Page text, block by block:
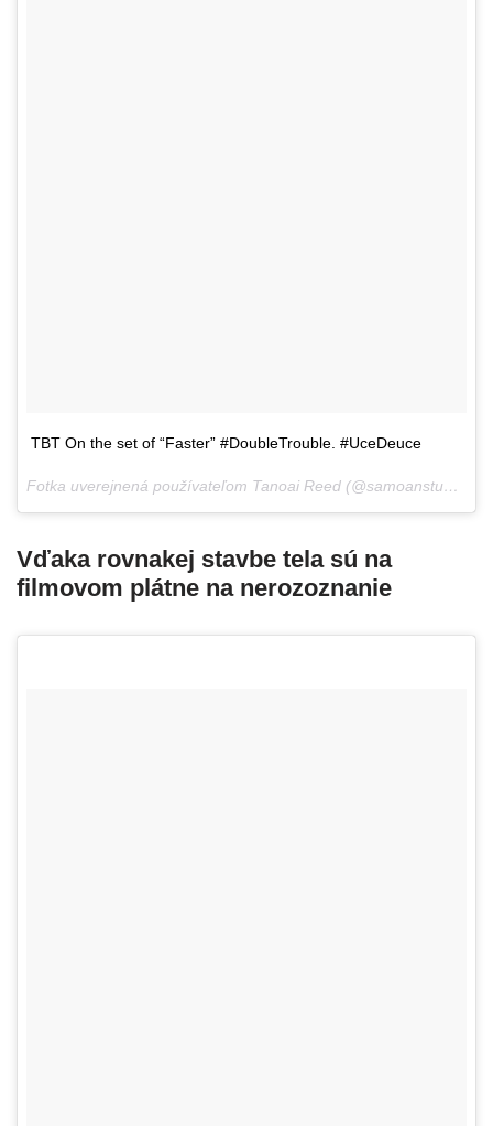
TBT On the set of “Faster” #DoubleTrouble. #UceDeuce
Fotka uverejnená používateľom Tanoai Reed (@samoanstuntman),
Vďaka rovnakej stavbe tela sú na
filmovom plátne na nerozoznanie